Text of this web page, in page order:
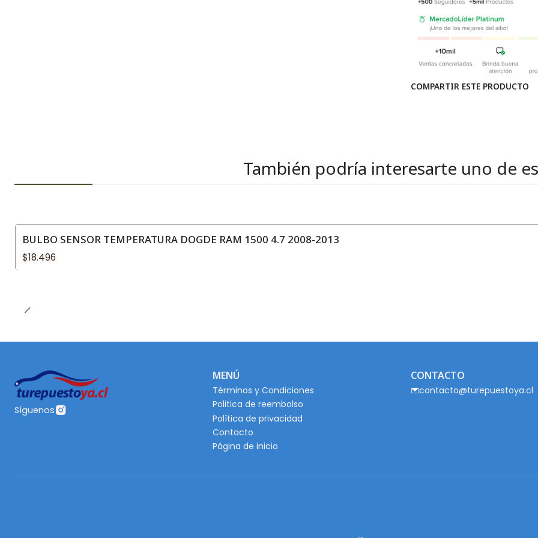
COMPARTIR ESTE PRODUCTO
También podría interesarte uno de
BULBO SENSOR TEMPERATURA DOGDE RAM 1500 4.7 2008-2013
$18.496
Síguenos
MENÚ
Términos y Condiciones
Politica de reembolso
Política de privacidad
Contacto
Página de inicio
CONTACTO
contacto@turepuestoya.cl